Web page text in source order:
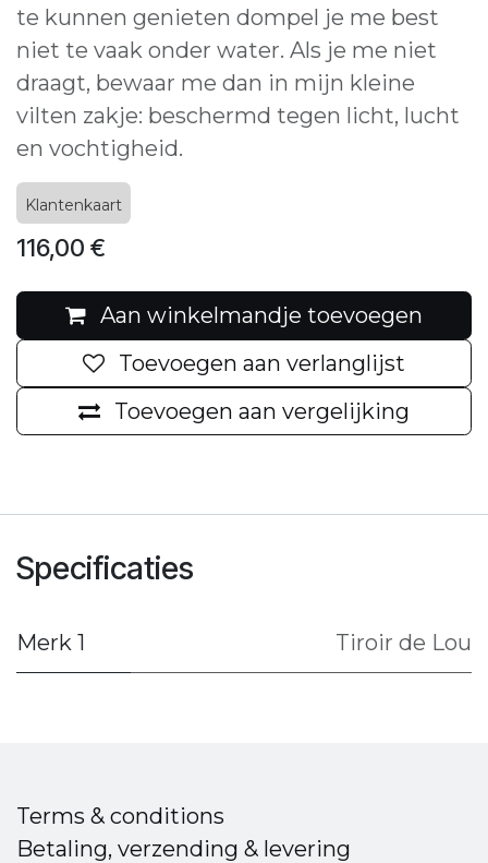
te kunnen genieten dompel je me best
niet te vaak onder water. Als je me niet
draagt, bewaar me dan in mijn kleine
vilten zakje: beschermd tegen licht, lucht
en vochtigheid.
Klantenkaart
116,00 €
Aan winkelmandje toevoegen
Toevoegen aan vergelijking
Toevoegen aan verlanglijst
Specificaties
Merk 1 Tiroir de Lou
Terms & conditions
Betaling, verzending & levering